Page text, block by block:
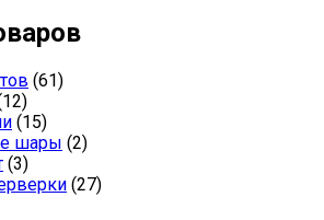
(61)
(15)
шары (2)
(3)
(27)